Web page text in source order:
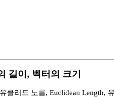
길이, 벡터의 크기
클리드 노름, Euclidean Length,